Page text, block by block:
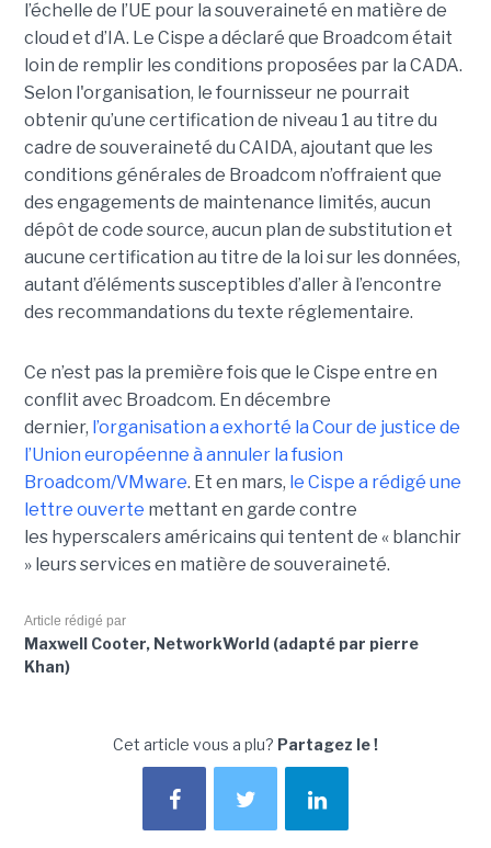
l’échelle de l’UE pour la souveraineté en matière de
cloud et d’IA. Le Cispe a déclaré que Broadcom était
loin de remplir les conditions proposées par la CADA.
Selon l'organisation, le fournisseur ne pourrait
obtenir qu’une certification de niveau 1 au titre du
cadre de souveraineté du CAIDA, ajoutant que les
conditions générales de Broadcom n’offraient que
des engagements de maintenance limités, aucun
dépôt de code source, aucun plan de substitution et
aucune certification au titre de la loi sur les données,
autant d’éléments susceptibles d’aller à l’encontre
des recommandations du texte réglementaire.
Ce n’est pas la première fois que le Cispe entre en
conflit avec Broadcom. En décembre
dernier, l’organisation a exhorté la Cour de justice de
l’Union européenne à annuler la fusion
Broadcom/VMware. Et en mars, le Cispe a rédigé une
lettre ouverte mettant en garde contre
les hyperscalers américains qui tentent de « blanchir
» leurs services en matière de souveraineté.
Article rédigé par
Maxwell Cooter, NetworkWorld (adapté par pierre
Khan)
Cet article vous a plu? Partagez le !